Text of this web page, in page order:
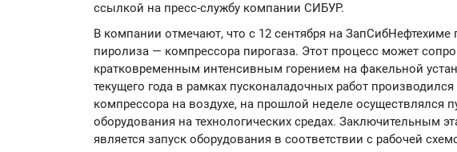
ссылкой на пресс-службу компании СИБУР.
В компании отмечают, что с 12 сентября на ЗапСибНефтехиме
пиролиза — компрессора пирогаза. Этот процесс может
кратковременным интенсивным горением на факельной
текущего года в рамках пусконаладочных работ
компрессора на воздухе, на прошлой неделе осуществлялся
оборудования на технологических средах. Заключительным
является запуск оборудования в соответствии с рабочей